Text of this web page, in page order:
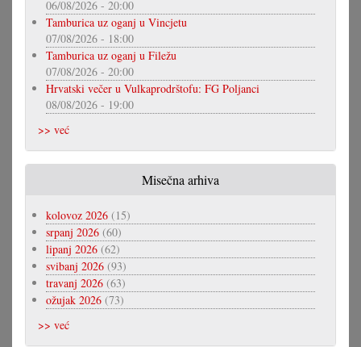
06/08/2026 - 20:00
Tamburica uz oganj u Vincjetu
07/08/2026 - 18:00
Tamburica uz oganj u Filežu
07/08/2026 - 20:00
Hrvatski večer u Vulkaprodrštofu: FG Poljanci
08/08/2026 - 19:00
>> već
Misečna arhiva
kolovoz 2026 (15)
srpanj 2026 (60)
lipanj 2026 (62)
svibanj 2026 (93)
travanj 2026 (63)
ožujak 2026 (73)
>> već